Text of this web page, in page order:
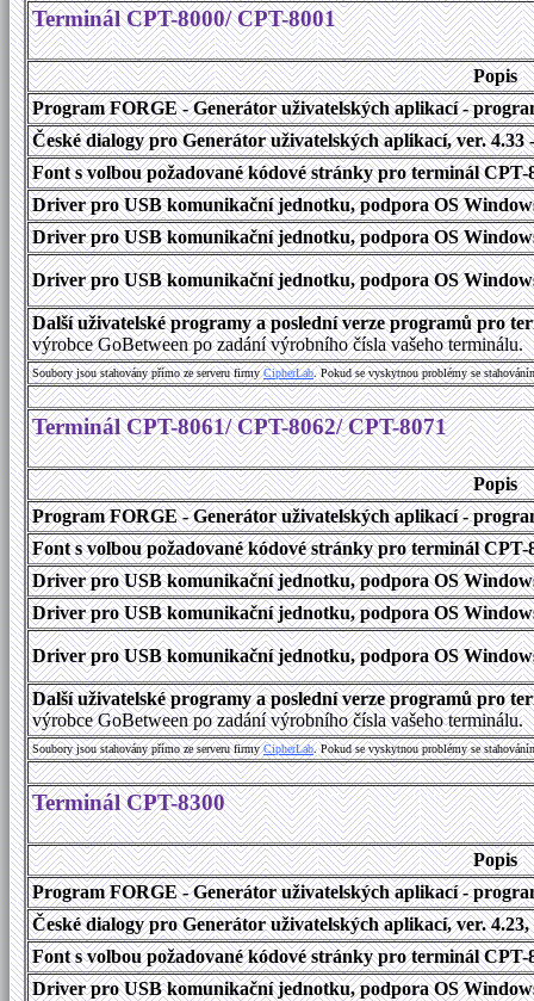
Terminál CPT-8000/ CPT-8001
Popis
Program FORGE - Generátor uživatelských aplikací -
České dialogy pro Generátor uživatelských aplikací, ver. 4.33
Font s volbou požadované kódové stránky pro terminál
Driver pro USB komunikační jednotku, podpora OS
Driver pro USB komunikační jednotku, podpora OS
Driver pro USB komunikační jednotku, podpora OS
Další uživatelské programy a poslední verze programů pro
výrobce GoBetween po zadání výrobního čísla vašeho terminálu.
Soubory jsou stahovány přímo ze serveru firmyCipherLab. Pokud se vyskytnou problémy se
Terminál CPT-8061/ CPT-8062/ CPT-8071
Popis
Program FORGE - Generátor uživatelských aplikací -
Font s volbou požadované kódové stránky pro terminál
Driver pro USB komunikační jednotku, podpora OS
Driver pro USB komunikační jednotku, podpora OS
Driver pro USB komunikační jednotku, podpora OS
Další uživatelské programy a poslední verze programů pro
výrobce GoBetween po zadání výrobního čísla vašeho terminálu.
Soubory jsou stahovány přímo ze serveru firmyCipherLab. Pokud se vyskytnou problémy se
Terminál CPT-8300
Popis
Program FORGE - Generátor uživatelských aplikací -
České dialogy pro Generátor uživatelských aplikací, ver. 4.23,
Font s volbou požadované kódové stránky pro terminál
Driver pro USB komunikační jednotku, podpora OS